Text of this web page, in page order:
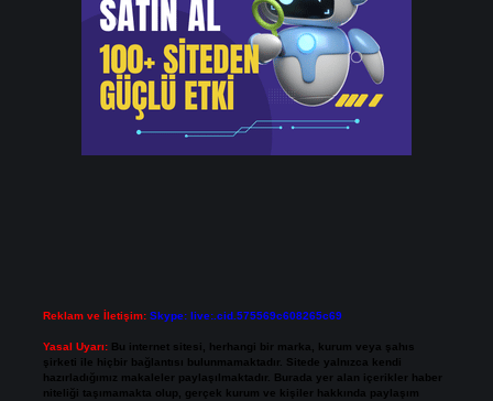
Reklam ve İletişim: Skype: live:.cid.575569c608265c69
Yasal Uyarı: Bu internet sitesi, herhangi bir marka, kurum veya şahıs
şirketi ile hiçbir bağlantısı bulunmamaktadır. Sitede yalnızca kendi
hazırladığımız makaleler paylaşılmaktadır. Burada yer alan içerikler haber
niteliği taşımamakta olup, gerçek kurum ve kişiler hakkında paylaşım